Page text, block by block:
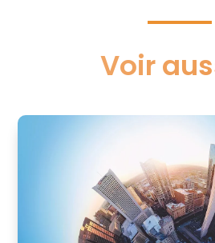
Voir